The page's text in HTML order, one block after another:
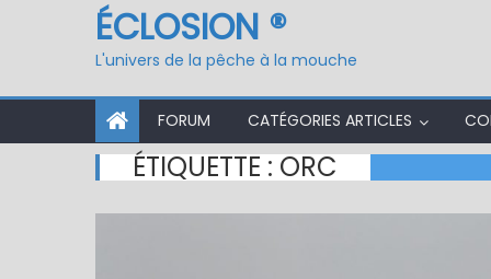
ÉCLOSION ®
L'univers de la pêche à la mouche
FORUM CATÉGORIES ARTICLES
ÉTIQUETTE :ORC